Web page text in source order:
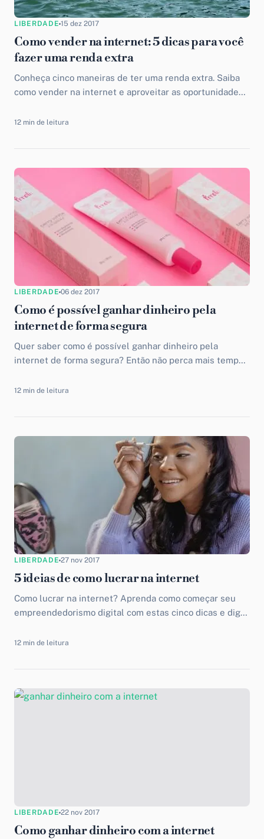
LIBERDADE 15 dez 2017
Como vender na internet: 5 dicas para você
fazer uma renda extra
Conheça cinco maneiras de ter uma renda extra. Saiba
como vender na internet e aproveitar as oportunidades
12 min de leitura
LIBERDADE 06 dez 2017
Como é possível ganhar dinheiro pela
internet de forma segura
Quer saber como é possível ganhar dinheiro pela
internet de forma segura? Então não perca mais tempo
12 min de leitura
LIBERDADE 27 nov 2017
5 ideias de como lucrar na internet
Como lucrar na internet? Aprenda como começar seu
empreendedorismo digital com estas cinco dicas e diga
12 min de leitura
LIBERDADE 22 nov 2017
Como ganhar dinheiro com a internet